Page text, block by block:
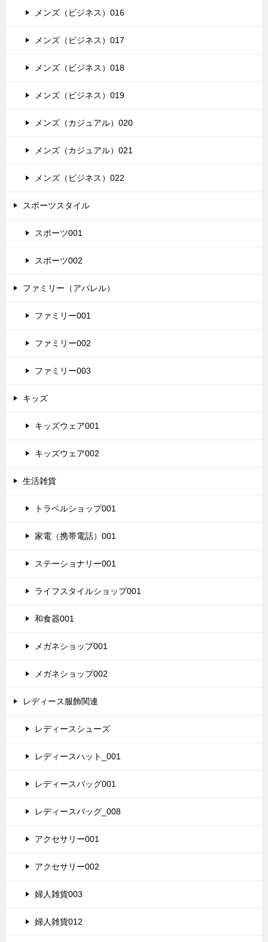
メンズ（ビジネス）016
メンズ（ビジネス）017
メンズ（ビジネス）018
メンズ（ビジネス）019
メンズ（カジュアル）020
メンズ（カジュアル）021
メンズ（ビジネス）022
スポーツスタイル
スポーツ001
スポーツ002
ファミリー（アパレル）
ファミリー001
ファミリー002
ファミリー003
キッズ
キッズウェア001
キッズウェア002
生活雑貨
トラベルショップ001
家電（携帯電話）001
ステーショナリー001
ライフスタイルショップ001
和食器001
メガネショップ001
メガネショップ002
レディース服飾関連
レディースシューズ
レディースハット_001
レディースバッグ001
レディースバッグ_008
アクセサリー001
アクセサリー002
婦人雑貨003
婦人雑貨012